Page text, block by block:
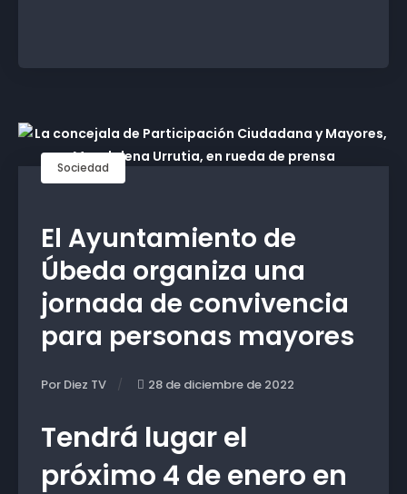
Sociedad
El Ayuntamiento de
Úbeda organiza una
jornada de convivencia
para personas mayores
Por Diez TV 28 de diciembre de 2022
Tendrá lugar el
próximo 4 de enero en